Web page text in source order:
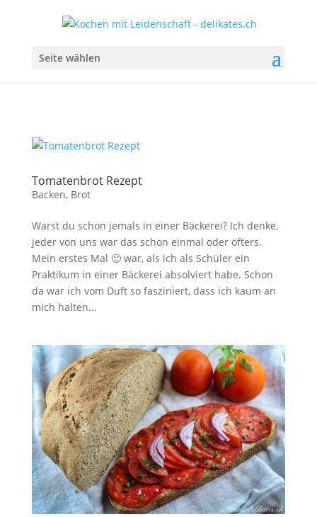
Seite wählen
Tomatenbrot Rezept
Backen, Brot
Warst du schon jemals in einer Bäckerei? Ich denke,
jeder von uns war das schon einmal oder öfters.
Mein erstes Mal 🙂 war, als ich als Schüler ein
Praktikum in einer Bäckerei absolviert habe. Schon
da war ich vom Duft so fasziniert, dass ich kaum an
mich halten...